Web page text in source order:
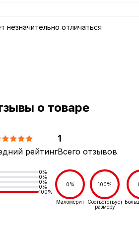
отличаться
о товаре
рейтинг
1
Всего отзывов
0%
0%
0%
0%
100%
0%
Маломерит
100%
Соответствует
размеру